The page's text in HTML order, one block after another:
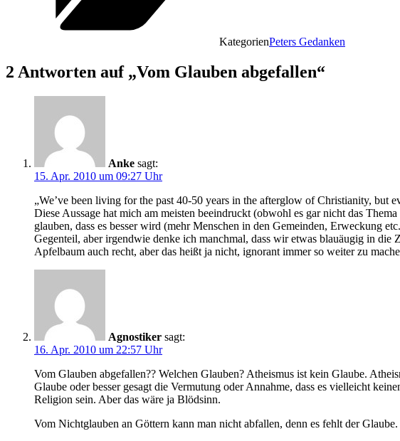
KategorienPeters Gedanken
2 Antworten auf „Vom Glauben abgefallen“
Anke sagt:
15. Apr. 2010 um 09:27 Uhr
„We’ve been living for the past 40-50 years in the afterglow of Christianity, but
Diese Aussage hat mich am meisten beeindruckt (obwohl es gar nicht das
glauben, dass es besser wird (mehr Menschen in den Gemeinden, Erweckung
Gegenteil, aber irgendwie denke ich manchmal, dass wir etwas blauäugig in
Apfelbaum auch recht, aber das heißt ja nicht, ignorant immer so weiter zu
Agnostiker sagt:
16. Apr. 2010 um 22:57 Uhr
Vom Glauben abgefallen?? Welchen Glauben? Atheismus ist kein Glaube.
Glaube oder besser gesagt die Vermutung oder Annahme, dass es vielleicht
Religion sein. Aber das wäre ja Blödsinn.
Vom Nichtglauben an Göttern kann man nicht abfallen, denn es fehlt der Glaube.